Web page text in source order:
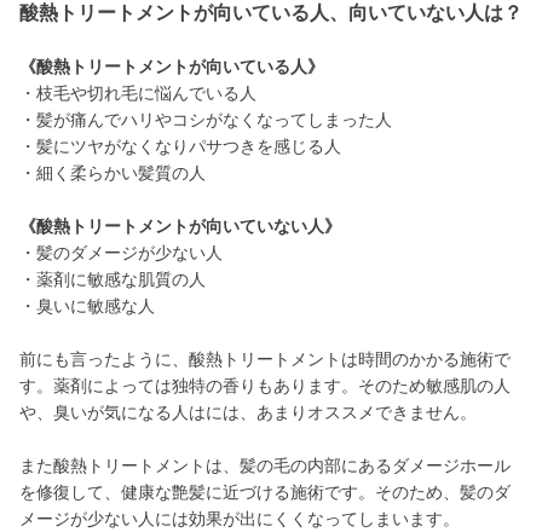
酸熱トリートメントが向いている人、向いていない人は？
《酸熱トリートメントが向いている人》
・枝毛や切れ毛に悩んでいる人
・髪が痛んでハリやコシがなくなってしまった人
・髪にツヤがなくなりパサつきを感じる人
・細く柔らかい髪質の人
《酸熱トリートメントが向いていない人》
・髪のダメージが少ない人
・薬剤に敏感な肌質の人
・臭いに敏感な人
前にも言ったように、酸熱トリートメントは時間のかかる施術で
す。薬剤によっては独特の香りもあります。そのため敏感肌の人
や、臭いが気になる人はには、あまりオススメできません。
また酸熱トリートメントは、髪の毛の内部にあるダメージホール
を修復して、健康な艶髪に近づける施術です。そのため、髪のダ
メージが少ない人には効果が出にくくなってしまいます。